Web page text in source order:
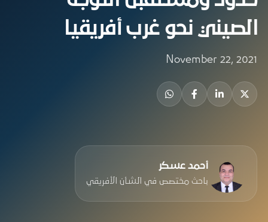
الصيني نحو غرب أفريقيا
November 22, 2021
أحمد عسكر
باحث مختصص في الشأن الأفريقي